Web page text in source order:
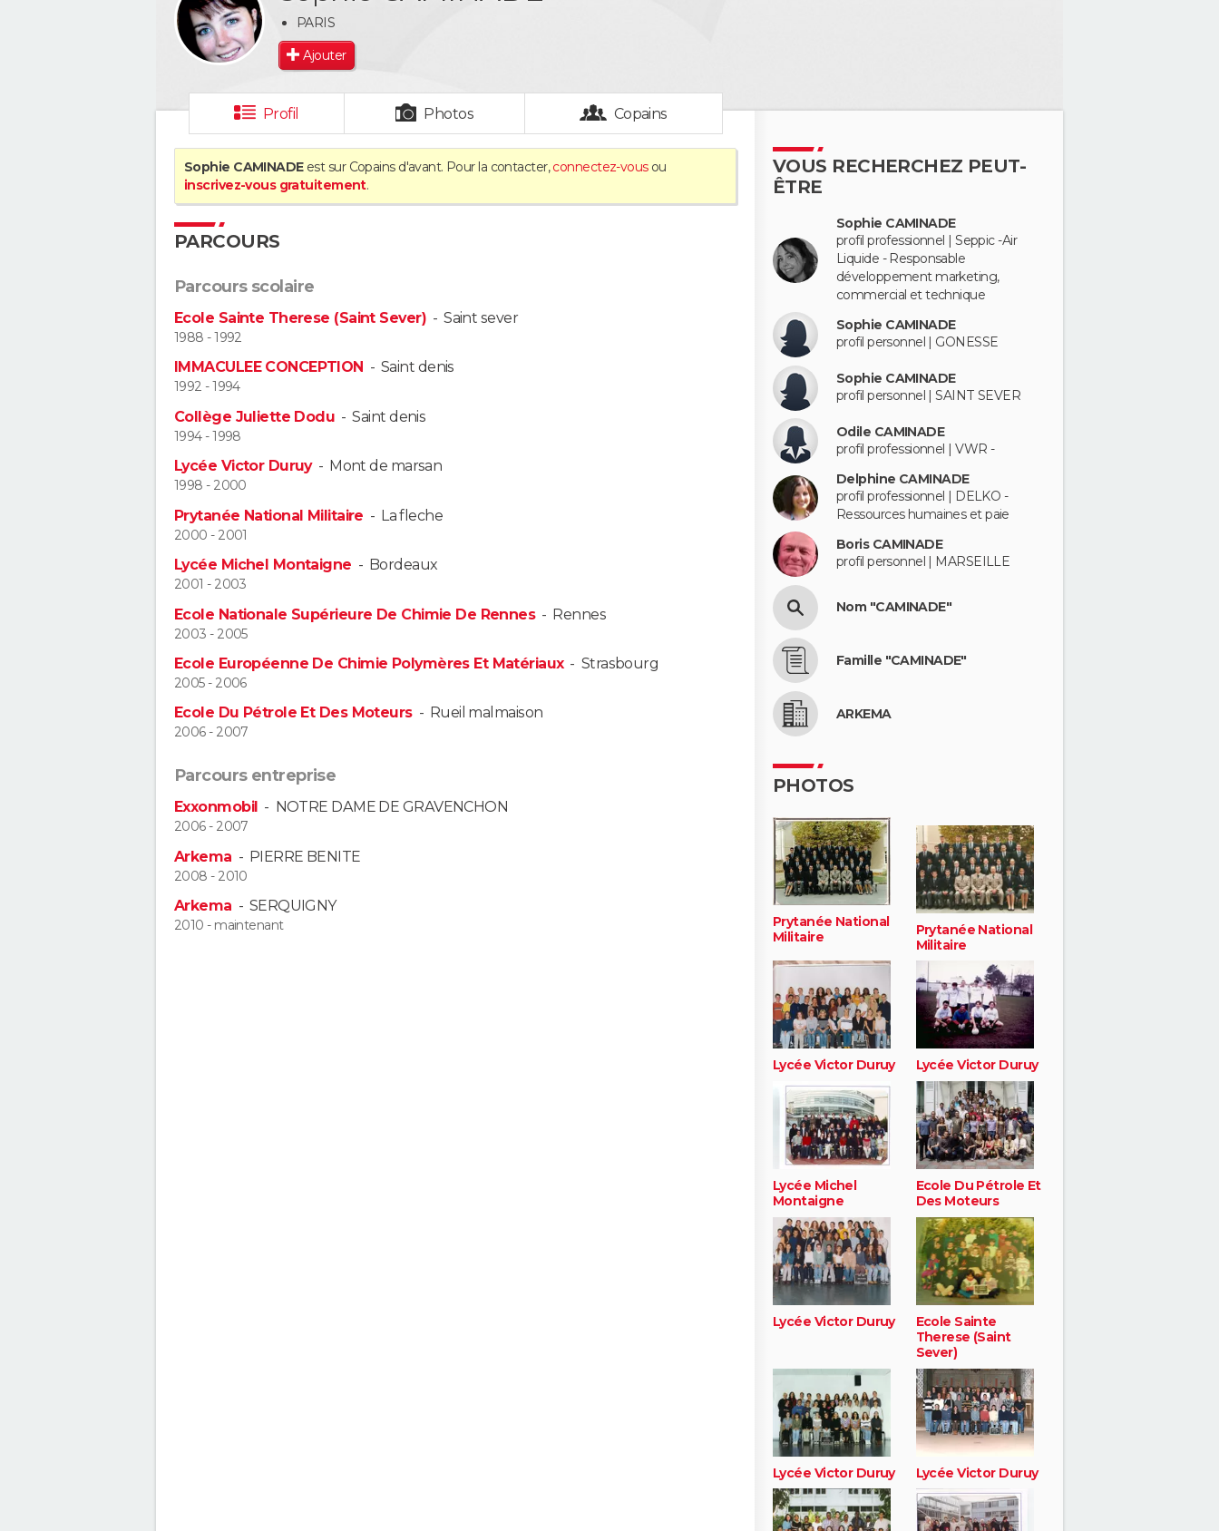
PARIS
Ajouter
Profil Photos Copains
Sophie CAMINADEest sur Copains d'avant. Pour la contacter,connectez-vousou
inscrivez-vous gratuitement.
PARCOURS
Parcours scolaire
Ecole Sainte Therese (Saint Sever)-Saint sever
1988 - 1992
IMMACULEE CONCEPTION -Saint denis
1992 - 1994
Collège Juliette Dodu -Saint denis
1994 - 1998
Lycée Victor Duruy- Mont de marsan
1998 - 2000
Prytanée National Militaire - La fleche
2000 - 2001
Lycée Michel Montaigne - Bordeaux
2001 - 2003
Ecole Nationale Supérieure De Chimie De Rennes- Rennes
2003 - 2005
Ecole Européenne De Chimie Polymères Et Matériaux- Strasbourg
2005 - 2006
Ecole Du Pétrole Et Des Moteurs- Rueil malmaison
2006 - 2007
Parcours entreprise
Exxonmobil - NOTRE DAME DE GRAVENCHON
2006 - 2007
Arkema - PIERRE BENITE
2008 - 2010
Arkema - SERQUIGNY
2010 - maintenant
VOUS RECHERCHEZ PEUT-
ÊTRE
Sophie CAMINADE
profil professionnel | Seppic -Air
Liquide - Responsable
développement marketing,
commercial et technique
Sophie CAMINADE
profil personnel | GONESSE
Sophie CAMINADE
profil personnel | SAINT SEVER
Odile CAMINADE
profil professionnel | VWR -
Delphine CAMINADE
profil professionnel | DELKO -
Ressources humaines et paie
Boris CAMINADE
profil personnel | MARSEILLE
Nom "CAMINADE"
Famille "CAMINADE"
ARKEMA
PHOTOS
Prytanée National
Militaire
Prytanée National
Militaire
Lycée Victor Duruy Lycée Victor Duruy
Lycée Michel
Montaigne
Ecole Du Pétrole Et
Des Moteurs
Lycée Victor Duruy
Ecole Sainte
Therese (Saint
Sever)
Lycée Victor Duruy Lycée Victor Duruy